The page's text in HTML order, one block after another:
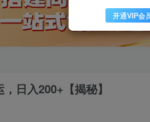
日入200+【揭秘】
开通VIP会